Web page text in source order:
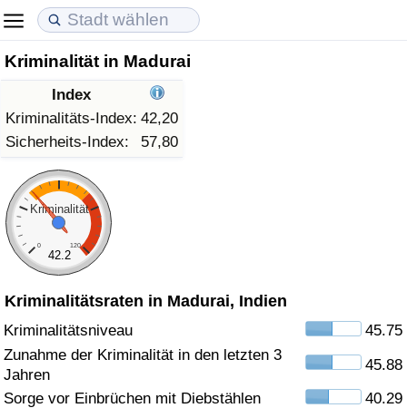
Kriminalität in Madurai
Index
Kriminalitäts-Index: 42,20
Sicherheits-Index:
57,80
Kriminalität
0 120
42.2
Kriminalitätsraten in Madurai, Indien
Kriminalitätsniveau
45.75
Zunahme der Kriminalität in den letzten 3
Jahren
45.88
Sorge vor Einbrüchen mit Diebstählen
40.29
Lebenshaltungskosten
Lebenshaltungskosten-Index (aktuell)
Lebenshaltungskosten-Index
Lebenshaltungskosten-Index nach Land
in Akaba
Immobilienpreise
Immobilienpreis-Index (aktuell)
Immobilienpreis-Index
Immobilienpreis-Index nach Land
Lebensqualität
Lebensqualität-Index
Lebensqualität-Index (aktuell)
Lebensqualitätsindex nach Land
Kriminalität
Kriminalitäts-Index (aktuell)
Kriminalitäts-Index
Kriminalitätsindex nach Land